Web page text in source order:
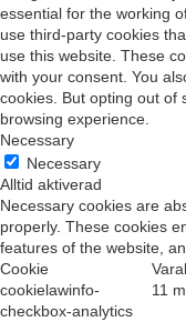
essential for the working
use third-party cookies
use this website. These
with your consent. You
cookies. But opting out of
browsing experience.
Necessary
Necessary
Alltid aktiverad
Necessary cookies are
properly. These cookies
features of the website,
Cookie
cookielawinfo-
checkbox-analytics
11